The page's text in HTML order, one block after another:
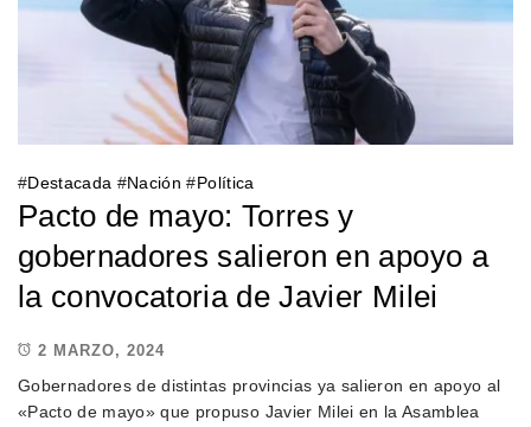
#Destacada #Nación #Política
Pacto de mayo: Torres y
gobernadores salieron en apoyo a
la convocatoria de Javier Milei
2 MARZO, 2024
Gobernadores de distintas provincias ya salieron en apoyo al
«Pacto de mayo» que propuso Javier Milei en la Asamblea